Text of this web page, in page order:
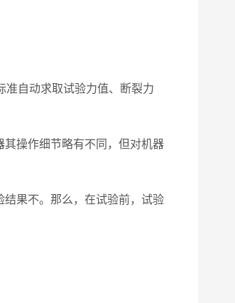
准自动求取试验力值、断裂力
操作细节略有不同，但对机器
果不。那么，在试验前，试验